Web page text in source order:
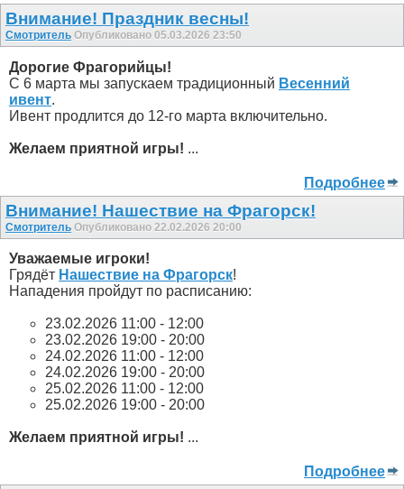
Внимание! Праздник весны!
Смотритель Опубликовано 05.03.2026 23:50
Дорогие Фрагорийцы!
С 6 марта мы запускаем традиционный Весенний
ивент.
Ивент продлится до 12-го марта включительно.
Желаем приятной игры! ...
Подробнее
Внимание! Нашествие на Фрагорск!
Смотритель Опубликовано 22.02.2026 20:00
Уважаемые игроки!
Грядёт Нашествие на Фрагорск!
Нападения пройдут по расписанию:
23.02.2026 11:00 - 12:00
23.02.2026 19:00 - 20:00
24.02.2026 11:00 - 12:00
24.02.2026 19:00 - 20:00
25.02.2026 11:00 - 12:00
25.02.2026 19:00 - 20:00
Желаем приятной игры! ...
Подробнее